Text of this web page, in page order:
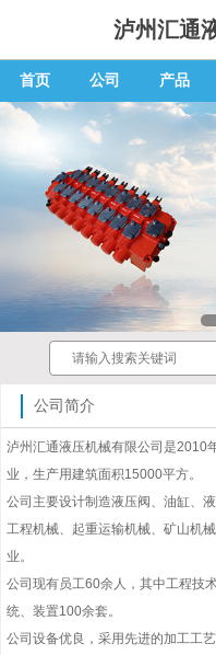
泸州汇通
首页 公司 产品
公司简介
泸州汇通液压机械有限公司是2010
业，生产用建筑面积15000平方。
公司主要设计制造液压阀、油缸、
工程机械、起重运输机械、矿山机
业。
公司现有员工60余人，其中工程技
统、装置100余套。
公司设备优良，采用先进的加工工